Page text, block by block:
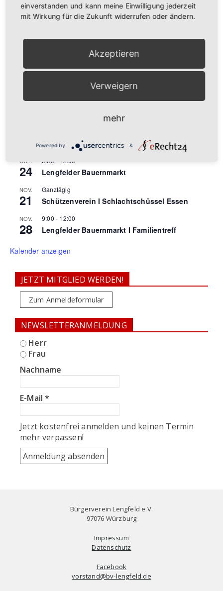
Anstehende Veranstaltungen
22
24
26
27 September
Deutsche Schnellschachamateurmeisterschaften
Lengfelder Bauernmarkt I Faschingsgesellschaft
OKT.
24
9:00 12:00
Lengfelder Bauernmarkt
NOV.
21
Ganztägig
Schützenverein I Schlachtschüssel Essen
NOV.
28
9:00 - 12:00
Lengfelder Bauernmarkt I Familientreff
Kalender anzeigen
JETZT MITGLIED WERDEN!
Zum Anmeldeformular
NEWSLETTERANMELDUNG
Herr
Frau
Nachname
E-Mail*
Jetzt kostenfrei anmelden und keinen Termin
mehr verpassen!
Bürgerverein Lengfeld e.V.
97076 Würzburg
Impressum
Datenschutz
Facebook
vorstand@bv-lengfeld.de
einverstanden und kann meine Einwilligung jederzeit
mit Wirkung für die Zukunft widerrufen oder ändern.
Akzeptieren
Verweigern
mehr
Powered by &